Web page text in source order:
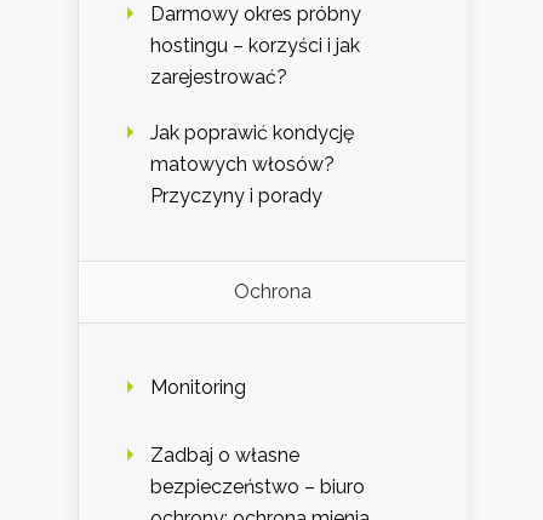
Darmowy okres próbny
hostingu – korzyści i jak
zarejestrować?
Jak poprawić kondycję
matowych włosów?
Przyczyny i porady
Ochrona
Monitoring
Zadbaj o własne
bezpieczeństwo – biuro